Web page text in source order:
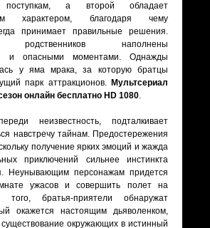
поступкам, а второй обладает
характером, благодаря чему
принимает правильные решения.
родственников наполнены
и опасными моментами. Однажды
у яма мрака, за которую братцы
парк аттракционов. Мультсериал
онлайн бесплатно HD 1080.
неизвестность, подталкивает
навстречу тайнам. Предостережения
получение ярких эмоций и жажда
приключений сильнее инстинкта
Неунывающим персонажам придется
ужасов и совершить полет на
того, братья-приятели обнаружат
окажется настоящим дьяволенком,
окружающих в истинный